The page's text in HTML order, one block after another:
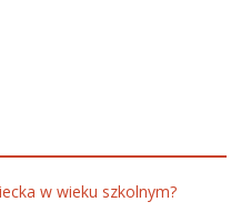
w wieku szkolnym?